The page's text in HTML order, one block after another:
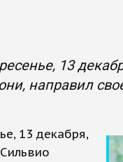
13
направил
13 декабря,